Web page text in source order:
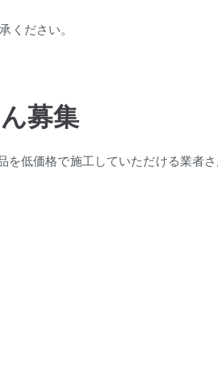
ください。
募集
を低価格で施工していただける業者